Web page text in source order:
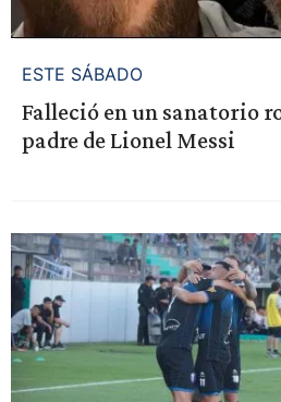
ESTE SÁBADO
Falleció en un sanatorio
padre de Lionel Messi